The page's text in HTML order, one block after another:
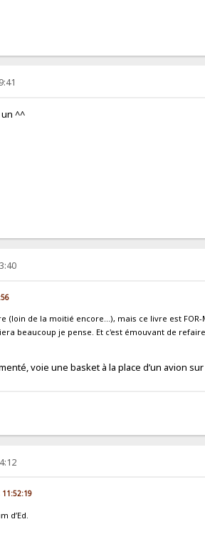
un ^^
(loin de la moitié encore...), mais ce livre est
beaucoup je pense. Et c'est émouvant de
voie une basket à la place d’un avion
11:52:19
d’Ed.